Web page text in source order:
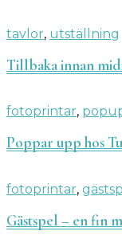
tavlor, utställning
Tillbaka innan
fotoprintar,
Poppar upp hos
fotoprintar,
Gästspel – en fin